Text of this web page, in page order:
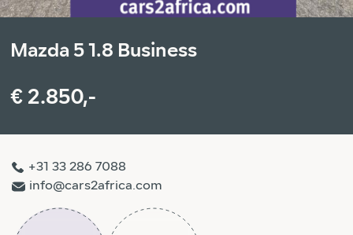
Mazda 5 1.8 Business
€ 2.850,-
+31 33 286 7088
info@cars2africa.com